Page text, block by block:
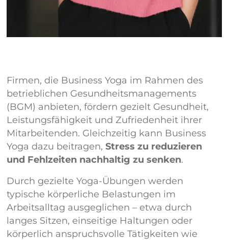
Firmen, die Business Yoga im Rahmen des
betrieblichen Gesundheitsmanagements
(BGM) anbieten, fördern gezielt Gesundheit,
Leistungsfähigkeit und Zufriedenheit ihrer
Mitarbeitenden. Gleichzeitig kann Business
Yoga dazu beitragen, Stress zu reduzieren
und Fehlzeiten nachhaltig zu senken.
Durch gezielte Yoga-Übungen werden
typische körperliche Belastungen im
Arbeitsalltag ausgeglichen – etwa durch
langes Sitzen, einseitige Haltungen oder
körperlich anspruchsvolle Tätigkeiten wie